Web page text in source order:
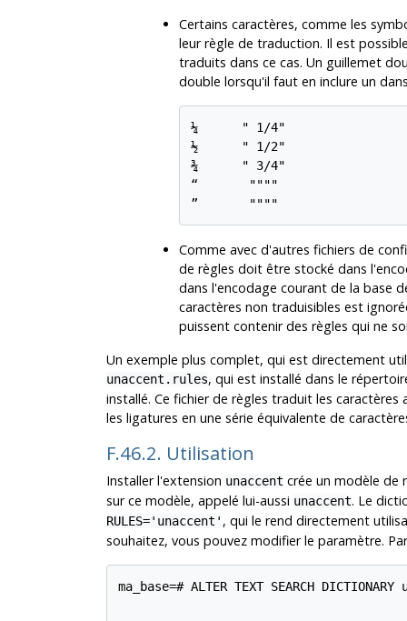
Certains caractères, comme les
leur règle de traduction. Il est
traduits dans ce cas. Un guillemet
double lorsqu'il faut en inclure un
¼      " 1/4"
½      " 1/2"
¾      " 3/4"
“       """"
Comme avec d'autres fichiers de
de règles doit être stocké dans
dans l'encodage courant de la base
caractères non traduisibles est
puissent contenir des règles qui ne
Un exemple plus complet, qui est directement
unaccent.rules, qui est installé dans le
installé. Ce fichier de règles traduit les
les ligatures en une série équivalente de
F.46.2. Utilisation
Installer l'extension unaccent crée un modèle de
sur ce modèle, appelé lui-aussi unaccent. Le
RULES='unaccent' , qui le rend directement
souhaitez, vous pouvez modifier le paramètre.
ma_base=# ALTER TEXT SEARCH